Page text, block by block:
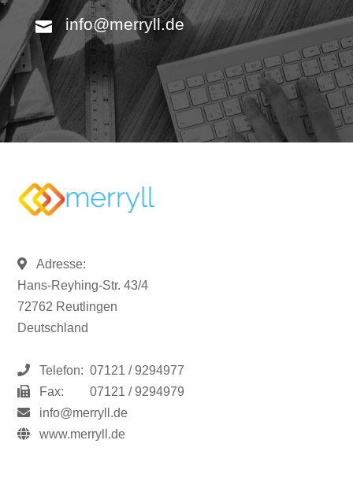
info@merryll.de
Adresse:
Hans-Reyhing-Str. 43/4
72762 Reutlingen
Deutschland
Telefon: 07121 / 9294977
Fax:
07121 / 9294979
info@merryll.de
www.merryll.de